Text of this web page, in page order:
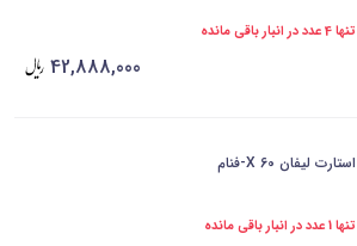
تنها 4 عدد در انبار باقی مانده
42,888,000
استارت لیفان X 60-فنام
تنها 1 عدد در انبار باقی مانده